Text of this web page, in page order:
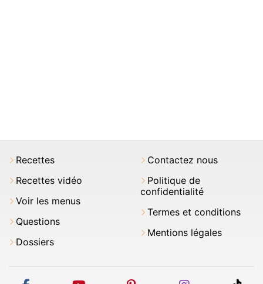
Recettes
Recettes vidéo
Voir les menus
Questions
Dossiers
Contactez nous
Politique de
confidentialité
Termes et conditions
Mentions légales